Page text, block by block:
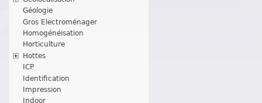
Géologie
Gros Electroménager
Homogénéisation
Horticulture
Hottes
ICP
Identification
Impression
Indoor